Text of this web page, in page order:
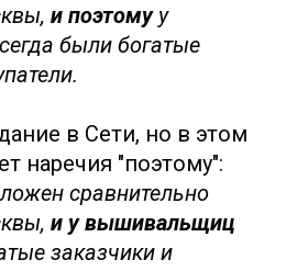
и поэтомуу
были богатые
в Сети, но в этом
наречия "поэтому":
сравнительно
и у вышивальщиц
заказчики и